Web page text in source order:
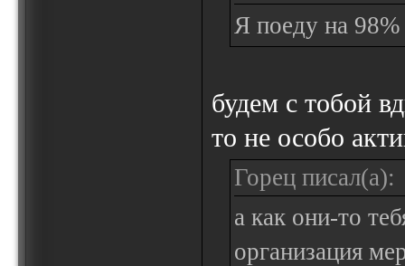
Я поеду на
будем с тобой
то не особо
Горец писал(а):
а как они-то
организация